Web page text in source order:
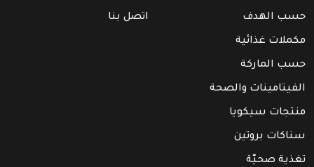
حسب الهدف
مكملات غذائية
حسب الماركة
الفيتامينات والصحة
منتجات سيكويا
سناكات بروتين
تغذية صحيّة
اتصل بنا